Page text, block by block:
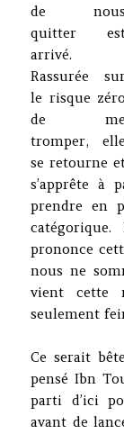
de nous
quitter
arrivé.
Rassurée
le risque zéro
de me
tromper, elle
se retourne
s’apprête à
prendre en
prononce
nous ne
vient cette
seulement
Ce serait
pensé Ibn
parti d’ici
avant de